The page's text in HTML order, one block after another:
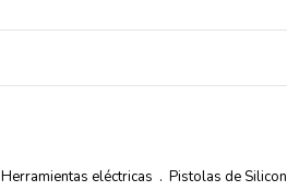
Herramientas eléctricas . Pistolas de Silicon